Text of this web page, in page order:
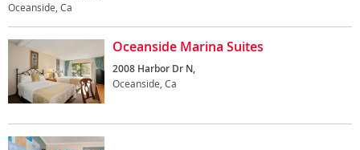
Oceanside, Ca
Oceanside Marina Suites
2008 Harbor Dr N,
Oceanside, Ca